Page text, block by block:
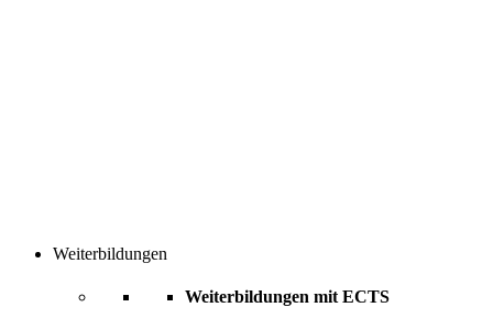
Weiterbildungen
Weiterbildungen mit ECTS